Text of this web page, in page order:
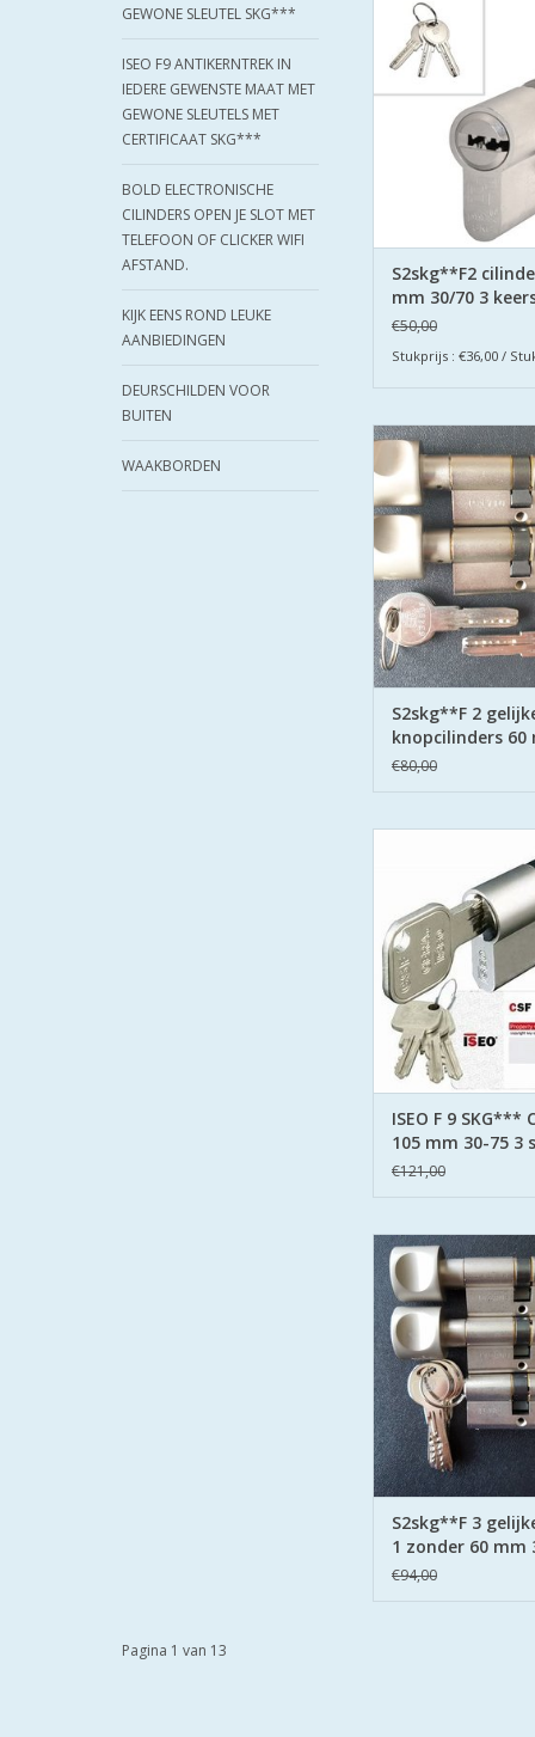
GEWONE SLEUTEL SKG***
ISEO F9 ANTIKERNTREK IN
IEDERE GEWENSTE MAAT MET
GEWONE SLEUTELS MET
CERTIFICAAT SKG***
BOLD ELECTRONISCHE
CILINDERS OPEN JE SLOT MET
TELEFOON OF CLICKER WIFI
AFSTAND.
KIJK EENS ROND LEUKE
AANBIEDINGEN
DEURSCHILDEN VOOR
BUITEN
WAAKBORDEN
4 knopcilinders 30/
gecertificeerd
Keurmerk Veilig
De cilinders zijn
boorbeveiliging aan
TOEVOEGEN AAN
S2skg**F2
mm 30/70 3
€50,00
Stukprijs : €36,00 /
S2 cilinders
veiligheidscilinder
Keersleutels Politie
Veilig
S2 staat voor safe
TOEVOEGEN AAN
S2skg**F 2
knopcilinders 60
30
€80,00
ISEO F9 skg***
voldoet aan alle
veiligheid
ervoor dat u huis
berschermt wordt
gecertificeerde
sleutel patent.
TOEVOEGEN AAN
ISEO F 9 SKG***
105 mm 30-75 3
€121,00
woningset 2
gewone cilinder 60
alle 3 gelijksluitend
6 veilige keersleutels
de cilinders passen
aan u bos skg**
veilig
TOEVOEGEN AAN
S2skg**F 3
1 zonder 60 mm
€94,00
Pagina 1 van 13